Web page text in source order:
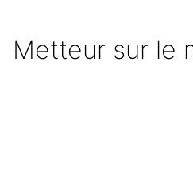
Metteur sur le